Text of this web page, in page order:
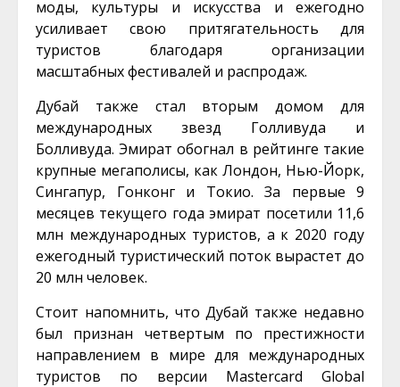
моды, культуры и искусства и ежегодно
усиливает свою притягательность для
туристов благодаря организации
масштабных фестивалей и распродаж.
Дубай также стал вторым домом для
международных звезд Голливуда и
Болливуда. Эмират обогнал в рейтинге такие
крупные мегаполисы, как Лондон, Нью-Йорк,
Сингапур, Гонконг и Токио. За первые 9
месяцев текущего года эмират посетили 11,6
млн международных туристов, а к 2020 году
ежегодный туристический поток вырастет до
20 млн человек.
Стоит напомнить, что Дубай также недавно
был признан четвертым по престижности
направлением в мире для международных
туристов по версии Mastercard Global